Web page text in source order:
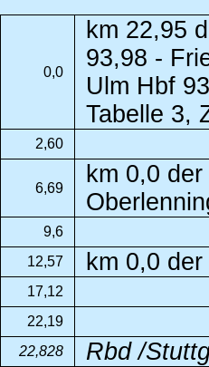
0,0
km 22,95
93,98 -
Ulm Hbf
Tabelle 3,
2,60
6,69
km 0,0
9,6
12,57 km 0,0
17,12
22,19
22,828 Rbd /